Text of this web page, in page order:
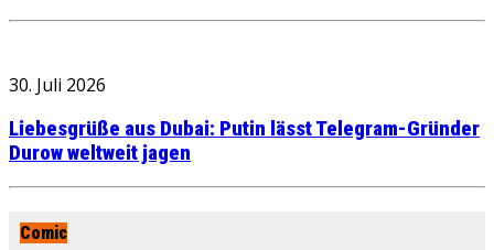
30. Juli 2026
Liebesgrüße aus Dubai: Putin lässt Telegram-Gründer
Durow weltweit jagen
Comic